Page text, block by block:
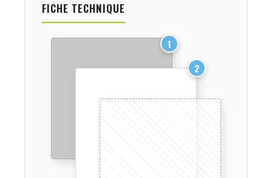
FICHE TECHNIQUE
1
2